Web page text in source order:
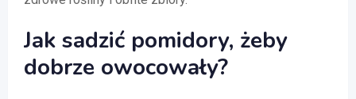
Jak sadzić pomidory, żeby
dobrze owocowały?